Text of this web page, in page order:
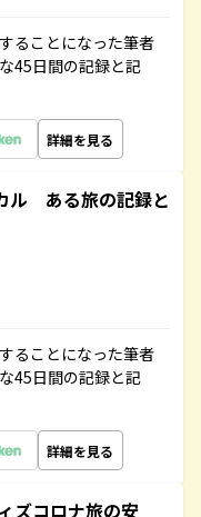
ることになった筆者
45日間の記録と記
詳細を見る
ル ある旅の記録と
ることになった筆者
45日間の記録と記
詳細を見る
ズコロナ旅の安